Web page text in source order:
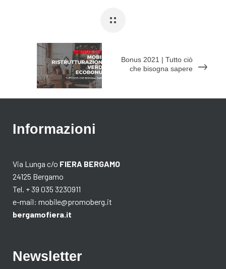
Bonus 2021 | Tutto ciò
che bisogna sapere
Informazioni
Via Lunga c/o FIERA BERGAMO
24125 Bergamo
Tel. + 39 035 3230911
e-mail: mobile@promoberg.it
bergamofiera.it
Newsletter